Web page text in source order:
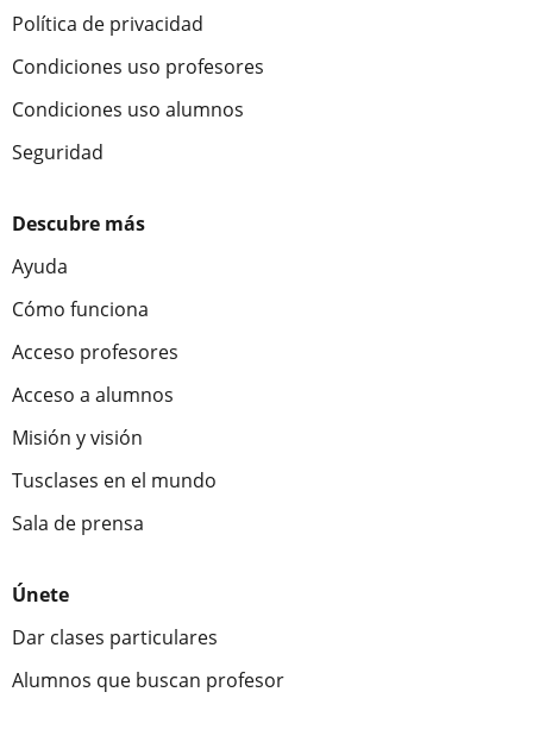
Política de privacidad
Condiciones uso profesores
Condiciones uso alumnos
Seguridad
Descubre más
Ayuda
Cómo funciona
Acceso profesores
Acceso a alumnos
Misión y visión
Tusclases en el mundo
Sala de prensa
Únete
Dar clases particulares
Alumnos que buscan profesor